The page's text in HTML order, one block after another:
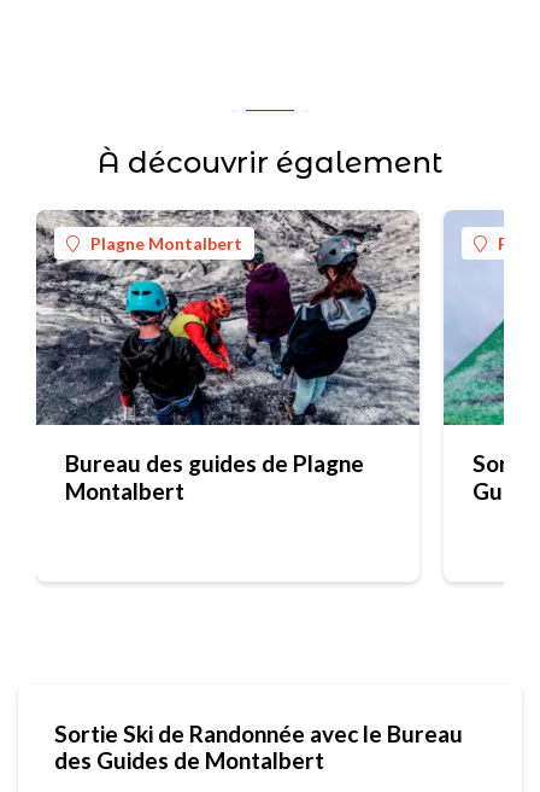
À découvrir également
Plagne Montalbert
Bureau des guides de Plagne
Montalbert
Sortie
Sortie Ski de Randonnée avec le Bureau
des Guides de Montalbert